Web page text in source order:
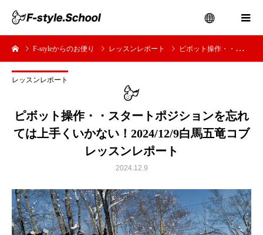
menu
F-styleからのお便り レッスンレポート ピボット操作・・スタートポジションを忘れては上手くいかない！2024/12/9白馬五竜コブレッスンレポート
レッスンレポート
ピボット操作・・スタートポジションを忘れ
ては上手くいかない！2024/12/9白馬五竜コブ
レッスンレポート
2024.12.9